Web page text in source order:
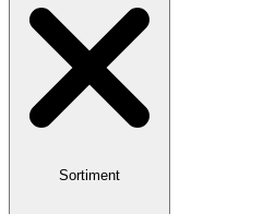
Sortiment